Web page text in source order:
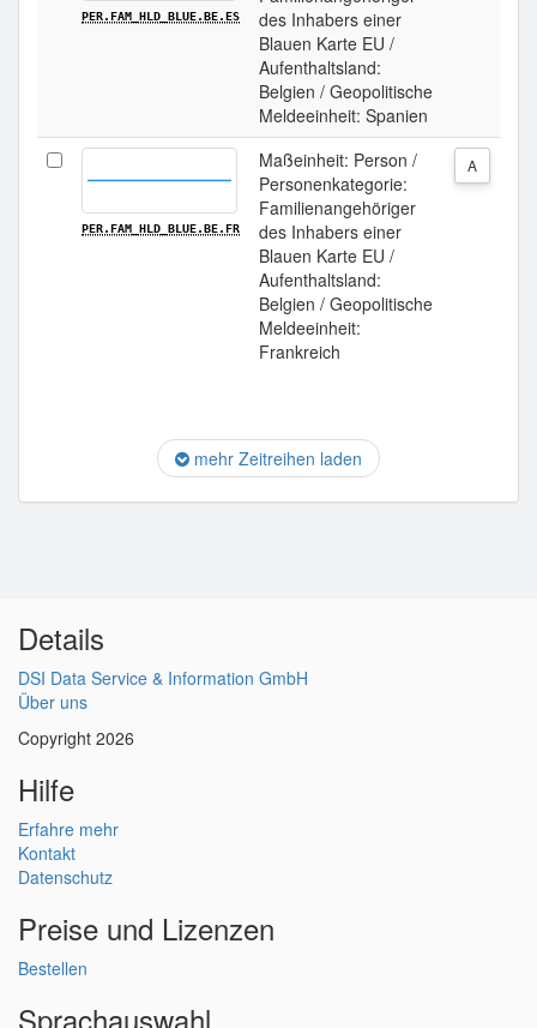
PER.FAM_HLD_BLUE.BE.ES
des Inhabers einer
Blauen Karte EU /
Aufenthaltsland:
Belgien / Geopolitische
Meldeeinheit: Spanien
PER.FAM_HLD_BLUE.BE.FR
Maßeinheit: Person /
Personenkategorie:
Familienangehöriger
des Inhabers einer
Blauen Karte EU /
Aufenthaltsland:
Belgien / Geopolitische
Meldeeinheit:
Frankreich
A
mehr Zeitreihen laden
Details
DSI Data Service & Information GmbH
Über uns
Copyright 2026
Hilfe
Erfahre mehr
Kontakt
Datenschutz
Preise und Lizenzen
Bestellen
Sprachauswahl